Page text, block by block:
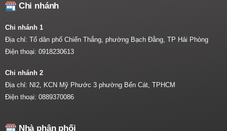
Chi nhánh
Chi nhánh 1
Địa chỉ: Tổ dân phố Chiến Thắng, phường Bạch Đằng, TP Hải Phòng
Điện thoại: 0918230613
Chi nhánh 2
Địa chỉ: NI2, KCN Mỹ Phước 3 phường Bến Cát, TPHCM
Điện thoại: 0889370086
Nhà phân phối